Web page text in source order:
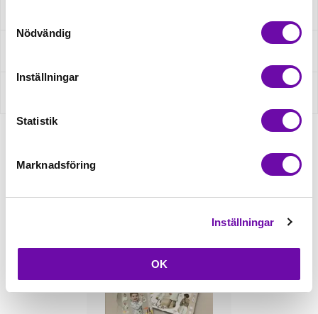
Nödvändig
Inställningar
Statistik
Marknadsföring
Inställningar
OK
Relaterade produkter